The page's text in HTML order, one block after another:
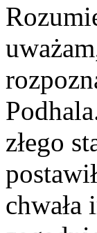
złego
chwała